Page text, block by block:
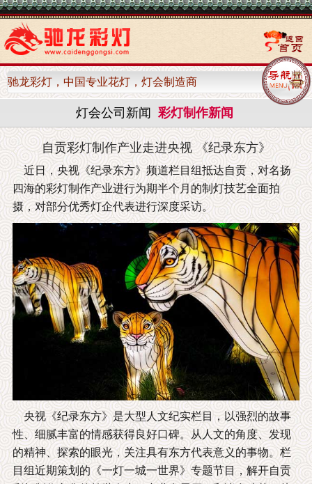
驰龙彩灯，中国专业花灯，灯会制造商
灯会公司新闻 彩灯制作新闻
自贡彩灯制作产业走进央视 《纪录东方》
近日，央视《纪录东方》频道栏目组抵达自贡，对名扬
四海的彩灯制作产业进行为期半个月的制灯技艺全面拍
摄，对部分优秀灯企代表进行深度采访。
央视《纪录东方》是大型人文纪实栏目，以强烈的故事
性、细腻丰富的情感获得良好口碑。从人文的角度、发现
的精神、探索的眼光，关注具有东方代表意义的事物。栏
目组近期策划的《一灯一城一世界》专题节目，解开自贡